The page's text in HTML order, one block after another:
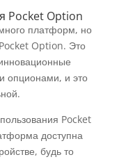
Pocket Option
платформ, но
Option. Это
опционами, и это
Pocket
доступна
будь то